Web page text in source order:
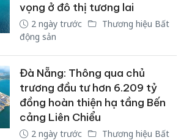
vọng ở đô thị tương lai
2 ngày trước
Thương hiệu Bất
động sản
Đà Nẵng: Thông qua chủ
trương đầu tư hơn 6.209 tỷ
đồng hoàn thiện hạ tầng Bến
cảng Liên Chiểu
2 ngày trước
Thương hiệu Bất